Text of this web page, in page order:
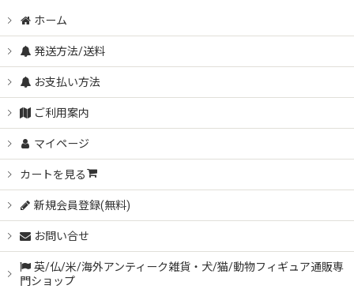
ホーム
発送方法/送料
お支払い方法
ご利用案内
マイページ
カートを見る
新規会員登録(無料)
お問い合せ
英/仏/米/海外アンティーク雑貨・犬/猫/動物フィギュア通販専
門ショップ